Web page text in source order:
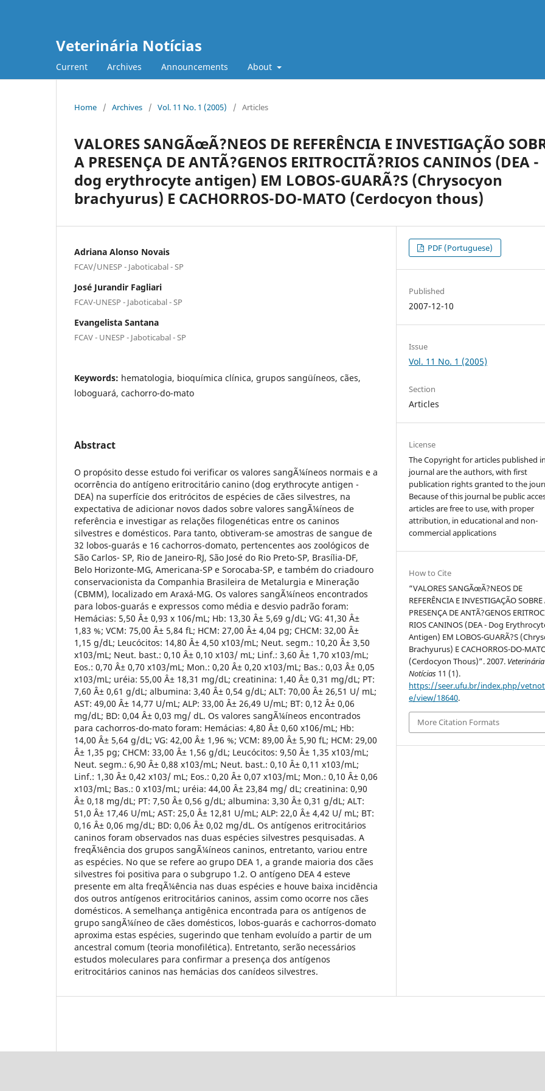
Veterinária Notícias
Current Archives Announcements About
Home / Archives / Vol. 11 No. 1 (2005) / Articles
VALORES SANGÃœÃ?NEOS DE REFERÊNCIA E INVESTIGAÇÃO
A PRESENÇA DE ANTÃ?GENOS ERITROCITÃ?RIOS CANINOS (DEA -
dog erythrocyte antigen) EM LOBOS-GUARÃ?S (Chrysocyon
brachyurus) E CACHORROS-DO-MATO (Cerdocyon thous)
Adriana Alonso Novais
FCAV/UNESP - Jaboticabal - SP
José Jurandir Fagliari
FCAV-UNESP - Jaboticabal - SP
Evangelista Santana
FCAV - UNESP - Jaboticabal - SP
Keywords: hematologia, bioquímica clínica, grupos sangüíneos, cães,
loboguará, cachorro-do-mato
Abstract
O propósito desse estudo foi verificar os valores sangÃ¼íneos normais e a
ocorrência do antígeno eritrocitário canino (dog erythrocyte antigen -
DEA) na superfície dos eritrócitos de espécies de cães silvestres, na
expectativa de adicionar novos dados sobre valores sangÃ¼íneos de
referência e investigar as relações filogenéticas entre os caninos
silvestres e domésticos. Para tanto, obtiveram-se amostras de sangue de
32 lobos-guarás e 16 cachorros-domato, pertencentes aos zoológicos de
São Carlos- SP, Rio de Janeiro-RJ, São José do Rio Preto-SP, Brasília-DF,
Belo Horizonte-MG, Americana-SP e Sorocaba-SP, e também do criadouro
conservacionista da Companhia Brasileira de Metalurgia e Mineração
(CBMM), localizado em Araxá-MG. Os valores sangÃ¼íneos encontrados
para lobos-guarás e expressos como média e desvio padrão foram:
Hemácias: 5,50 Â± 0,93 x 106/mL; Hb: 13,30 Â± 5,69 g/dL; VG: 41,30 Â±
1,83 %; VCM: 75,00 Â± 5,84 fL; HCM: 27,00 Â± 4,04 pg; CHCM: 32,00 Â±
1,15 g/dL; Leucócitos: 14,80 Â± 4,50 x103/mL; Neut. segm.: 10,20 Â± 3,50
x103/mL; Neut. bast.: 0,10 Â± 0,10 x103/ mL; Linf.: 3,60 Â± 1,70 x103/mL;
Eos.: 0,70 Â± 0,70 x103/mL; Mon.: 0,20 Â± 0,20 x103/mL; Bas.: 0,03 Â± 0,05
x103/mL; uréia: 55,00 Â± 18,31 mg/dL; creatinina: 1,40 Â± 0,31 mg/dL; PT:
7,60 Â± 0,61 g/dL; albumina: 3,40 Â± 0,54 g/dL; ALT: 70,00 Â± 26,51 U/ mL;
AST: 49,00 Â± 14,77 U/mL; ALP: 33,00 Â± 26,49 U/mL; BT: 0,12 Â± 0,06
mg/dL; BD: 0,04 Â± 0,03 mg/ dL. Os valores sangÃ¼íneos encontrados
para cachorros-do-mato foram: Hemácias: 4,80 Â± 0,60 x106/mL; Hb:
14,00 Â± 5,64 g/dL; VG: 42,00 Â± 1,96 %; VCM: 89,00 Â± 5,90 fL; HCM: 29,00
Â± 1,35 pg; CHCM: 33,00 Â± 1,56 g/dL; Leucócitos: 9,50 Â± 1,35 x103/mL;
Neut. segm.: 6,90 Â± 0,88 x103/mL; Neut. bast.: 0,10 Â± 0,11 x103/mL;
Linf.: 1,30 Â± 0,42 x103/ mL; Eos.: 0,20 Â± 0,07 x103/mL; Mon.: 0,10 Â± 0,06
x103/mL; Bas.: 0 x103/mL; uréia: 44,00 Â± 23,84 mg/ dL; creatinina: 0,90
Â± 0,18 mg/dL; PT: 7,50 Â± 0,56 g/dL; albumina: 3,30 Â± 0,31 g/dL; ALT:
51,0 Â± 17,46 U/mL; AST: 25,0 Â± 12,81 U/mL; ALP: 22,0 Â± 4,42 U/ mL; BT:
0,16 Â± 0,06 mg/dL; BD: 0,06 Â± 0,02 mg/dL. Os antígenos eritrocitários
caninos foram observados nas duas espécies silvestres pesquisadas. A
freqÃ¼ência dos grupos sangÃ¼íneos caninos, entretanto, variou entre
as espécies. No que se refere ao grupo DEA 1, a grande maioria dos cães
silvestres foi positiva para o subgrupo 1.2. O antígeno DEA 4 esteve
presente em alta freqÃ¼ência nas duas espécies e houve baixa incidência
dos outros antígenos eritrocitários caninos, assim como ocorre nos cães
domésticos. A semelhança antigênica encontrada para os antígenos de
grupo sangÃ¼íneo de cães domésticos, lobos-guarás e cachorros-domato
aproxima estas espécies, sugerindo que tenham evoluído a partir de um
ancestral comum (teoria monofilética). Entretanto, serão necessários
estudos moleculares para confirmar a presença dos antígenos
eritrocitários caninos nas hemácias dos canídeos silvestres.
PDF (Portuguese)
Published
2007-12-10
Issue
Vol. 11 No. 1 (2005)
Section
Articles
License
The Copyright for articles published
journal are the authors, with first
publication rights granted to the
Because of this journal be public
articles are free to use, with proper
attribution, in educational and non-
commercial applications
How to Cite
“VALORES SANGÃœÃ?NEOS DE
REFERÊNCIA E INVESTIGAÇÃO SOBRE
PRESENÇA DE ANTÃ?GENOS
RIOS CANINOS (DEA - Dog
Antigen) EM LOBOS-GUARÃ?S
Brachyurus) E CACHORROS-DO-
(Cerdocyon Thous)”. 2007. Veterinária
Notícias 11 (1).
https://seer.ufu.br/index.php/
e/view/18640.
More Citation Formats